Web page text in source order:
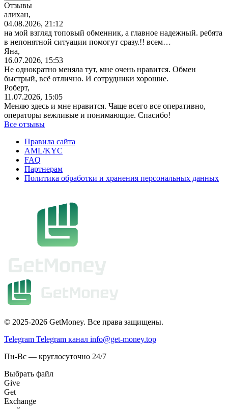
Отзывы
алихан,
04.08.2026, 21:12
на мой взгляд топовый обменник, а главное надежный. ребята
в непонятной ситуации помогут сразу.!! всем…
Яна,
16.07.2026, 15:53
Не однократно меняла тут, мне очень нравится. Обмен
быстрый, всё отлично. И сотрудники хорошие.
Роберт,
11.07.2026, 15:05
Меняю здесь и мне нравится. Чаще всего все оперативно,
операторы вежливые и понимающие. Спасибо!
Все отзывы
Правила сайта
AML/KYC
FAQ
Партнерам
Политика обработки и хранения персональных данных
© 2025-2026 GetMoney. Все права защищены.
Telegram Telegram канал info@get-money.top
Пн-Вс — круглосуточно 24/7
Выбрать файл
Give
Get
Exchange